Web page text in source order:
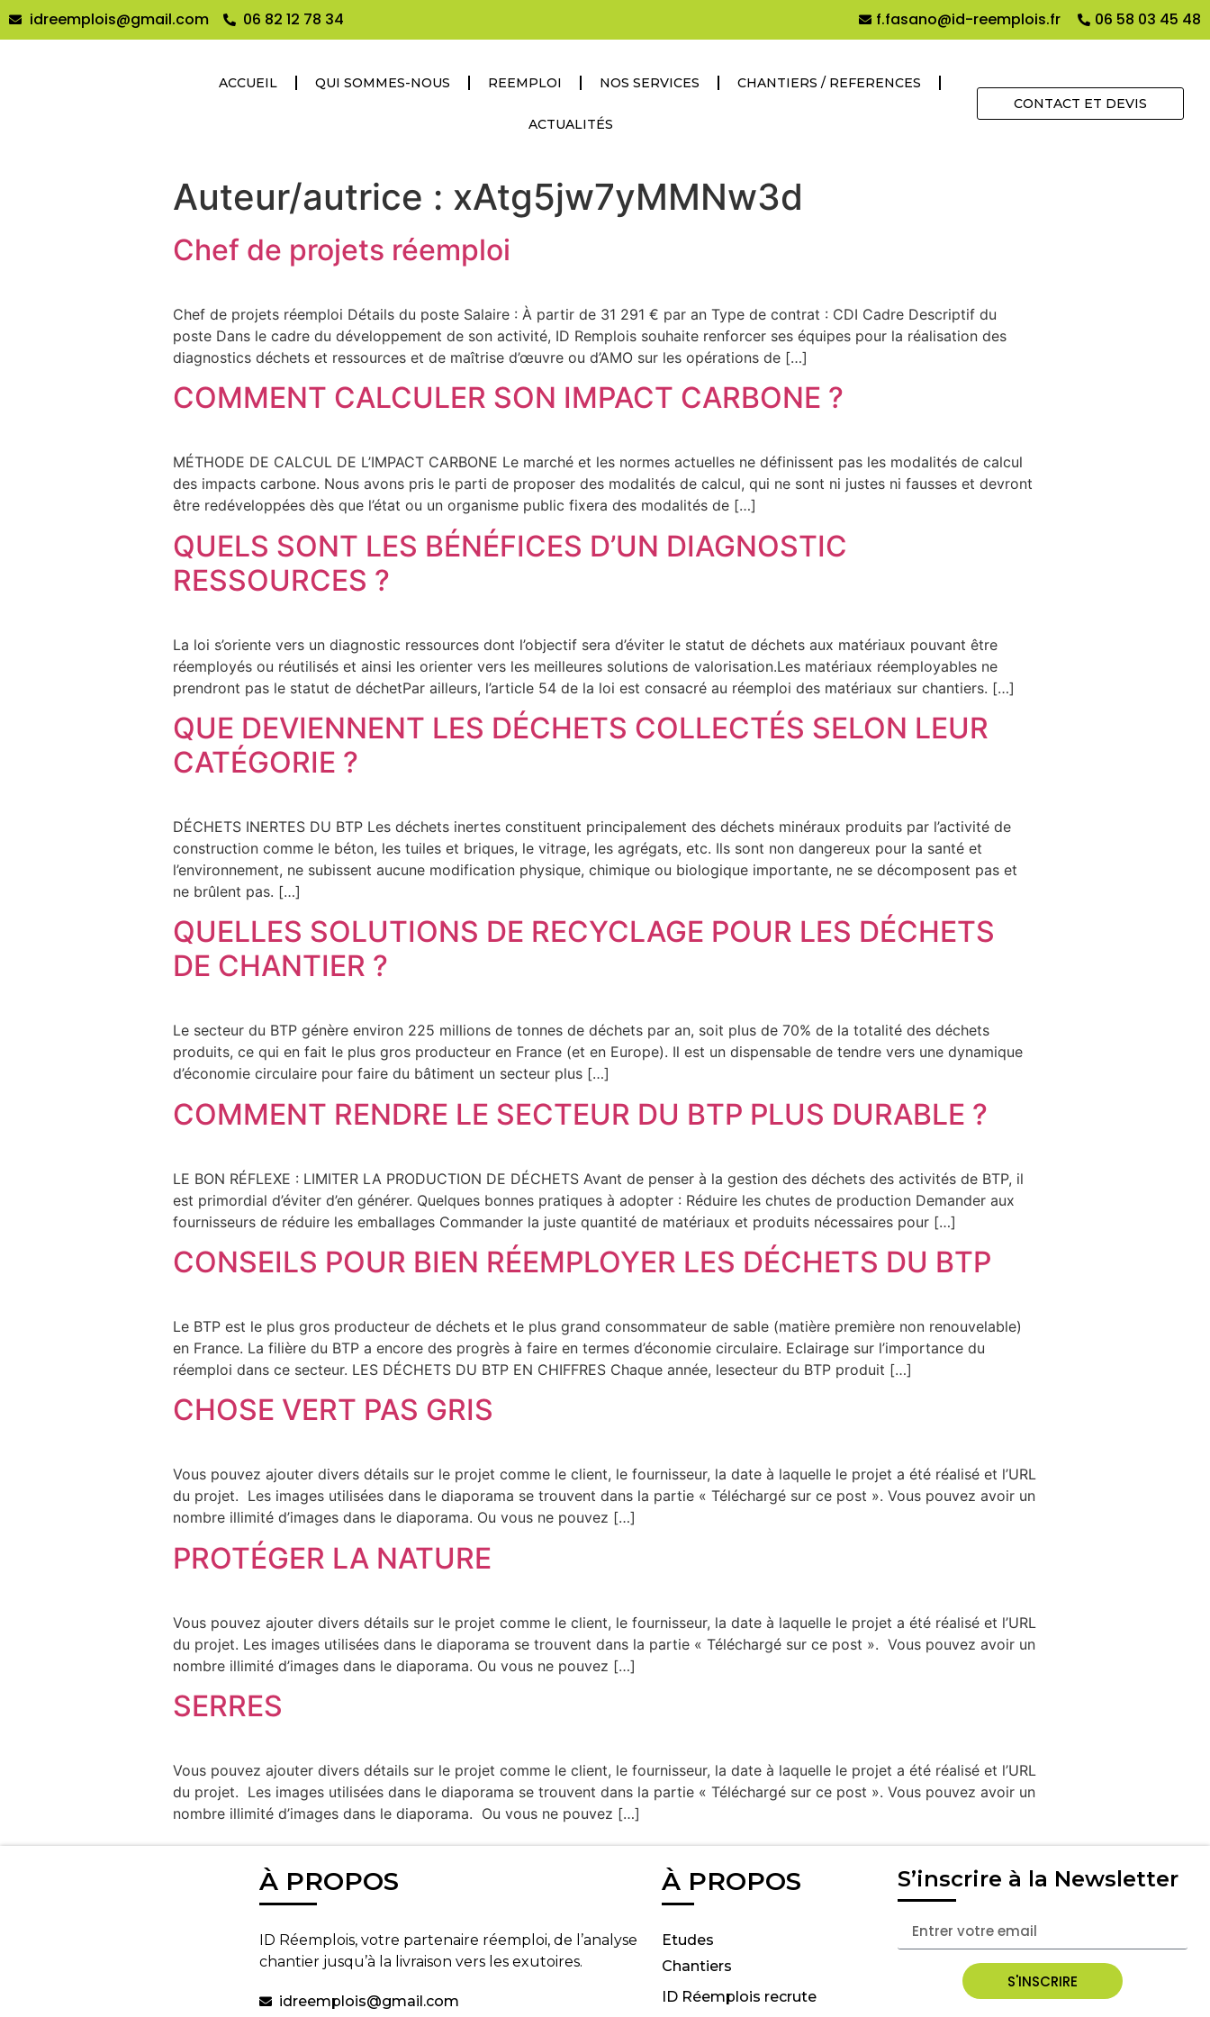
idreemplois@gmail.com 06 82 12 78 34 f.fasano@id-reemplois.fr 06 58 03 45 48
ACCUEIL QUI SOMMES-NOUS REEMPLOI NOS SERVICES CHANTIERS / REFERENCES
ACTUALITÉS
CONTACT ET DEVIS
Auteur/autrice : xAtg5jw7yMMNw3d
Chef de projets réemploi
Chef de projets réemploi Détails du poste Salaire : À partir de 31 291 € par an Type de contrat : CDI Cadre Descriptif du
poste Dans le cadre du développement de son activité, ID Remplois souhaite renforcer ses équipes pour la réalisation des
diagnostics déchets et ressources et de maîtrise d’œuvre ou d’AMO sur les opérations de […]
COMMENT CALCULER SON IMPACT CARBONE ?
MÉTHODE DE CALCUL DE L’IMPACT CARBONE Le marché et les normes actuelles ne définissent pas les modalités de calcul
des impacts carbone. Nous avons pris le parti de proposer des modalités de calcul, qui ne sont ni justes ni fausses et devront
être redéveloppées dès que l’état ou un organisme public fixera des modalités de […]
QUELS SONT LES BÉNÉFICES D’UN DIAGNOSTIC
RESSOURCES ?
La loi s’oriente vers un diagnostic ressources dont l’objectif sera d’éviter le statut de déchets aux matériaux pouvant être
réemployés ou réutilisés et ainsi les orienter vers les meilleures solutions de valorisation.Les matériaux réemployables ne
prendront pas le statut de déchetPar ailleurs, l’article 54 de la loi est consacré au réemploi des matériaux sur chantiers. […]
QUE DEVIENNENT LES DÉCHETS COLLECTÉS SELON LEUR
CATÉGORIE ?
DÉCHETS INERTES DU BTP Les déchets inertes constituent principalement des déchets minéraux produits par l’activité de
construction comme le béton, les tuiles et briques, le vitrage, les agrégats, etc. Ils sont non dangereux pour la santé et
l’environnement, ne subissent aucune modification physique, chimique ou biologique importante, ne se décomposent pas et
ne brûlent pas. […]
QUELLES SOLUTIONS DE RECYCLAGE POUR LES DÉCHETS
DE CHANTIER ?
Le secteur du BTP génère environ 225 millions de tonnes de déchets par an, soit plus de 70% de la totalité des déchets
produits, ce qui en fait le plus gros producteur en France (et en Europe). Il est un dispensable de tendre vers une dynamique
d’économie circulaire pour faire du bâtiment un secteur plus […]
COMMENT RENDRE LE SECTEUR DU BTP PLUS DURABLE ?
LE BON RÉFLEXE : LIMITER LA PRODUCTION DE DÉCHETS Avant de penser à la gestion des déchets des activités de BTP, il
est primordial d’éviter d’en générer. Quelques bonnes pratiques à adopter : Réduire les chutes de production Demander aux
fournisseurs de réduire les emballages Commander la juste quantité de matériaux et produits nécessaires pour […]
CONSEILS POUR BIEN RÉEMPLOYER LES DÉCHETS DU BTP
Le BTP est le plus gros producteur de déchets et le plus grand consommateur de sable (matière première non renouvelable)
en France. La filière du BTP a encore des progrès à faire en termes d’économie circulaire. Eclairage sur l’importance du
réemploi dans ce secteur. LES DÉCHETS DU BTP EN CHIFFRES Chaque année, lesecteur du BTP produit […]
CHOSE VERT PAS GRIS
Vous pouvez ajouter divers détails sur le projet comme le client, le fournisseur, la date à laquelle le projet a été réalisé et l’URL
du projet. Les images utilisées dans le diaporama se trouvent dans la partie « Téléchargé sur ce post ». Vous pouvez avoir un
nombre illimité d’images dans le diaporama. Ou vous ne pouvez […]
PROTÉGER LA NATURE
Vous pouvez ajouter divers détails sur le projet comme le client, le fournisseur, la date à laquelle le projet a été réalisé et l’URL
du projet. Les images utilisées dans le diaporama se trouvent dans la partie « Téléchargé sur ce post ». Vous pouvez avoir un
nombre illimité d’images dans le diaporama. Ou vous ne pouvez […]
SERRES
Vous pouvez ajouter divers détails sur le projet comme le client, le fournisseur, la date à laquelle le projet a été réalisé et l’URL
du projet. Les images utilisées dans le diaporama se trouvent dans la partie « Téléchargé sur ce post ». Vous pouvez avoir un
nombre illimité d’images dans le diaporama. Ou vous ne pouvez […]
À PROPOS
ID Réemplois, votre partenaire réemploi, de l’analyse
chantier jusqu’à la livraison vers les exutoires.
idreemplois@gmail.com
À PROPOS
Etudes
Chantiers
ID Réemplois recrute
S’inscrire à la Newsletter
S'INSCRIRE